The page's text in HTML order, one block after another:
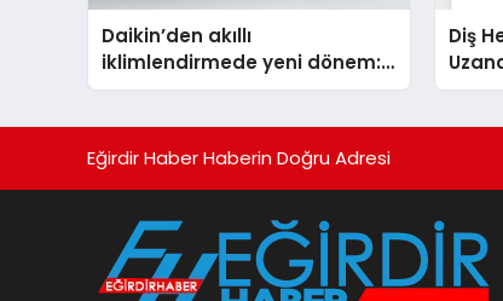
Daikin’den akıllı
iklimlendirmede yeni dönem:
Madoka Plus Türkiye’de
Diş
Eğirdir Haber Haberin Doğru Adresi